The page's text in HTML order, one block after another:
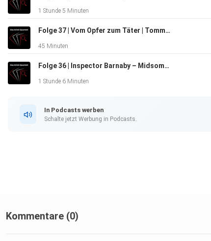
– 03:15 Positives, Wünsche und Meinungen
– 20:28 Quartettkarte
1 Stunde 5 Minuten
Folge 37 | Vom Opfer zum Täter | Tommie Goerz: Meier
45 Minuten
Folge 36 | Inspector Barnaby – Midsomer Murders: Das Interview
1 Stunde 6 Minuten
In Podcasts werben
Schalte jetzt Werbung in Podcasts.
Kommentare (0)